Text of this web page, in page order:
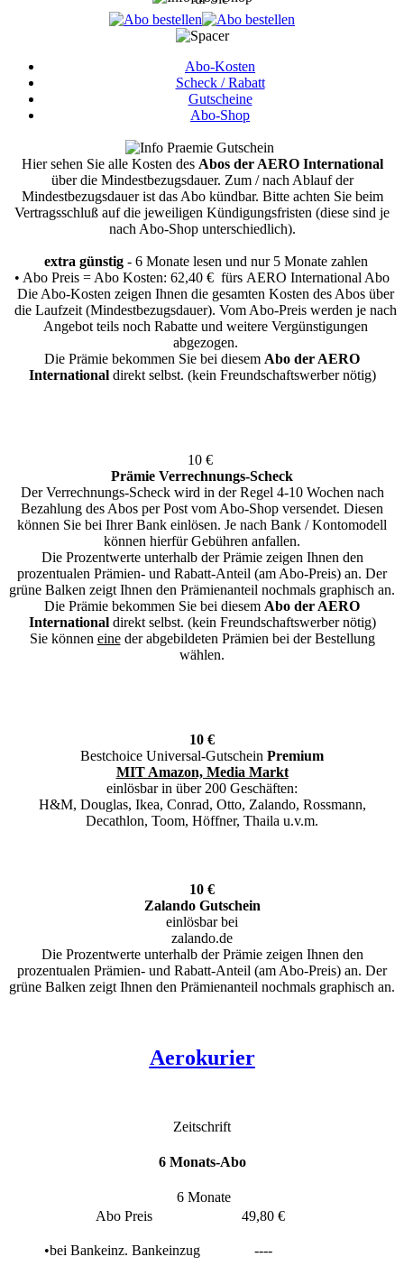
Abo-Kosten
Scheck / Rabatt
Gutscheine
Abo-Shop
Hier sehen Sie alle Kosten des Abos der AERO International
über die Mindestbezugsdauer. Zum / nach Ablauf der
Mindestbezugsdauer ist das Abo kündbar. Bitte achten Sie beim
Vertragsschluß auf die jeweiligen Kündigungsfristen (diese sind je
nach Abo-Shop unterschiedlich).
extra günstig- 6 Monate lesen und nur 5 Monate zahlen
• Abo Preis = Abo Kosten: 62,40 € fürs AERO International Abo
Die Abo-Kosten zeigen Ihnen die gesamten Kosten des Abos über
die Laufzeit (Mindestbezugsdauer). Vom Abo-Preis werden je nach
Angebot teils noch Rabatte und weitere Vergünstigungen
abgezogen.
Die Prämie bekommen Sie bei diesem Abo der AERO
Internationaldirekt selbst. (kein Freundschaftswerber nötig)
10 €
Prämie Verrechnungs-Scheck
Der Verrechnungs-Scheck wird in der Regel 4-10 Wochen nach
Bezahlung des Abos per Post vom Abo-Shop versendet. Diesen
können Sie bei Ihrer Bank einlösen. Je nach Bank / Kontomodell
können hierfür Gebühren anfallen.
Die Prozentwerte unterhalb der Prämie zeigen Ihnen den
prozentualen Prämien- und Rabatt-Anteil (am Abo-Preis) an. Der
grüne Balken zeigt Ihnen den Prämienanteil nochmals graphisch an.
Die Prämie bekommen Sie bei diesem Abo der AERO
Internationaldirekt selbst. (kein Freundschaftswerber nötig)
Sie können eineder abgebildeten Prämien bei der Bestellung
wählen.
10 €
Bestchoice Universal-Gutschein Premium
MIT Amazon, Media Markt
einlösbar in über 200 Geschäften:
H&M, Douglas, Ikea, Conrad, Otto, Zalando, Rossmann,
Decathlon, Toom, Höffner, Thaila u.v.m.
10 €
Zalando Gutschein
einlösbar bei
zalando.de
Die Prozentwerte unterhalb der Prämie zeigen Ihnen den
prozentualen Prämien- und Rabatt-Anteil (am Abo-Preis) an. Der
grüne Balken zeigt Ihnen den Prämienanteil nochmals graphisch an.
Aerokurier
Zeitschrift
6 Monats-Abo
6 Monate
Abo Preis
49,80 €
•bei Bankeinz. Bankeinzug ----